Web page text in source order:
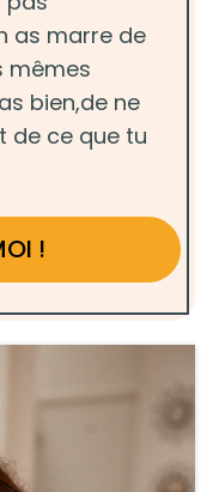
as marre de
mêmes
bien,de ne
de ce que tu
!